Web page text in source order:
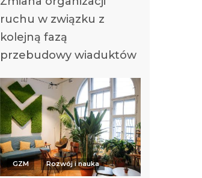
ruchu w związku z
kolejną fazą
przebudowy wiaduktów
GZM Rozwój i nauka